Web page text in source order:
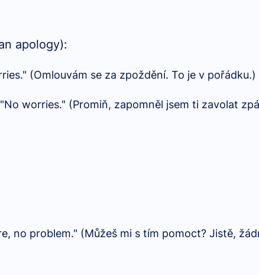
apology):
(Omlouvám se za zpoždění. To je v pořádku.)
worries." (Promiň, zapomněl jsem ti zavolat
no problem." (Můžeš mi s tím pomoct? Jistě,